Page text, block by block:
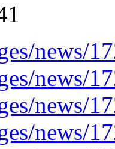
news/
news/
news/
news/